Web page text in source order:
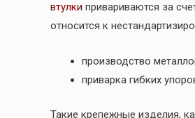
втулки привариваются за
относится к
производство
приварка гибких
Такие крепежные изделия,